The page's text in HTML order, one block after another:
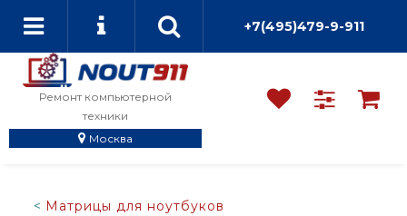
+7(495)479-9-911
Ремонт компьютерной
техники
Москва
Матрицы для ноутбуков